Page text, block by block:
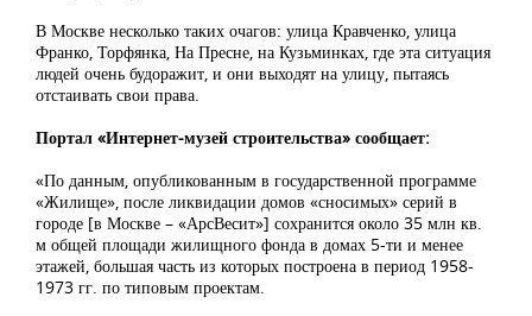
В Москве несколько таких очагов: улица Кравченко, улица
Франко, Торфянка, На Пресне, на Кузьминках, где эта ситуация
людей очень будоражит, и они выходят на улицу, пытаясь
отстаивать свои права.
Портал «Интернет-музей строительства» сообщает:
«По данным, опубликованным в государственной программе
«Жилище», после ликвидации домов «сносимых» серий в
городе [в Москве – «АрсВесит»] сохранится около 35 млн кв.
м общей площади жилищного фонда в домах 5-ти и менее
этажей, большая часть из которых построена в период 1958-
1973 гг. по типовым проектам.